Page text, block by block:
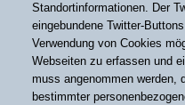
Standortinformationen. Der
eingebundene Twitter-
Verwendung von Cookies
Webseiten zu erfassen und
muss angenommen werden,
bestimmter